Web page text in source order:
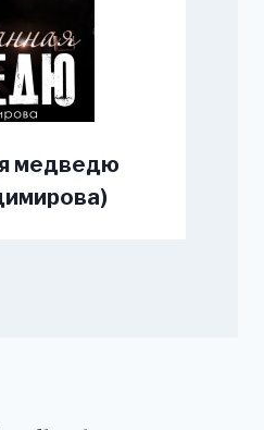
медведю